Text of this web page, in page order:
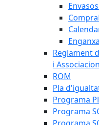
Reglament
i
ROM
Pla
Programa
Programa